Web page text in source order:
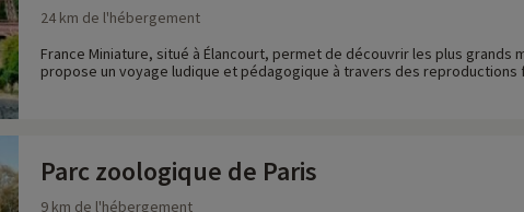
24 km de l'hébergement
France Miniature, situé à Élancourt, permet de découvrir les plus
propose un voyage ludique et pédagogique à travers des
Parc zoologique de Paris
9 km de l'hébergement